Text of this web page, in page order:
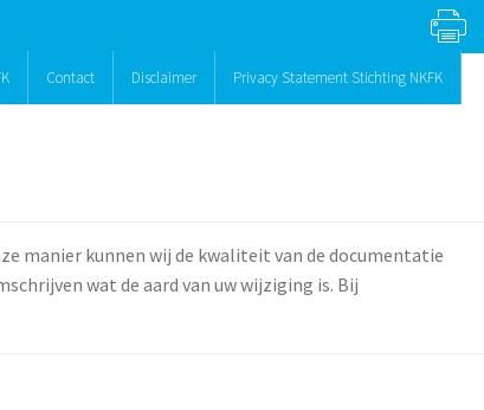
Contact Disclaimer Privacy Statement Stichting NKFK
manier kunnen wij de kwaliteit van de documentatie
wat de aard van uw wijziging is. Bij